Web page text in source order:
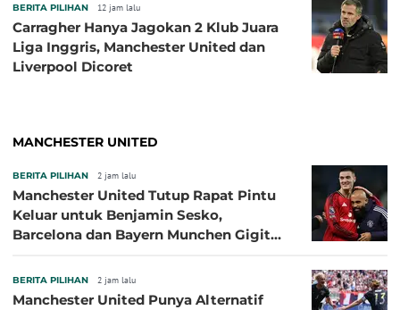
BERITA PILIHAN 12 jam lalu
Carragher Hanya Jagokan 2 Klub Juara
Liga Inggris, Manchester United dan
Liverpool Dicoret
MANCHESTER UNITED
BERITA PILIHAN 2 jam lalu
Manchester United Tutup Rapat Pintu
Keluar untuk Benjamin Sesko,
Barcelona dan Bayern Munchen Gigit
BERITA PILIHAN 2 jam lalu
Manchester United Punya Alternatif